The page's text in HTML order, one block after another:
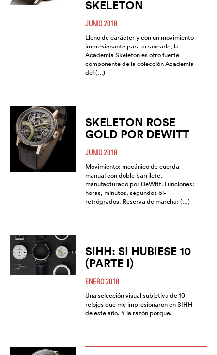
SKELETON
JUNIO 2018
Lleno de carácter y con un movimiento
impresionante para arrancarlo, la
Academia Skeleton es otro fuerte
componente de la colección Academia
del (…)
SKELETON ROSE
GOLD POR DEWITT
JUNIO 2018
Movimiento: mecánico de cuerda
manual con doble barrilete,
manufacturado por DeWitt. Funciones:
horas, minutos, segundos bi-
retrógrados. Reserva de marcha: (…)
SIHH: SI HUBIESE 10
(PARTE I)
ENERO 2018
Una selección visual subjetiva de 10
relojes que me impresionaron en SIHH
de este año. Y la razón porque.